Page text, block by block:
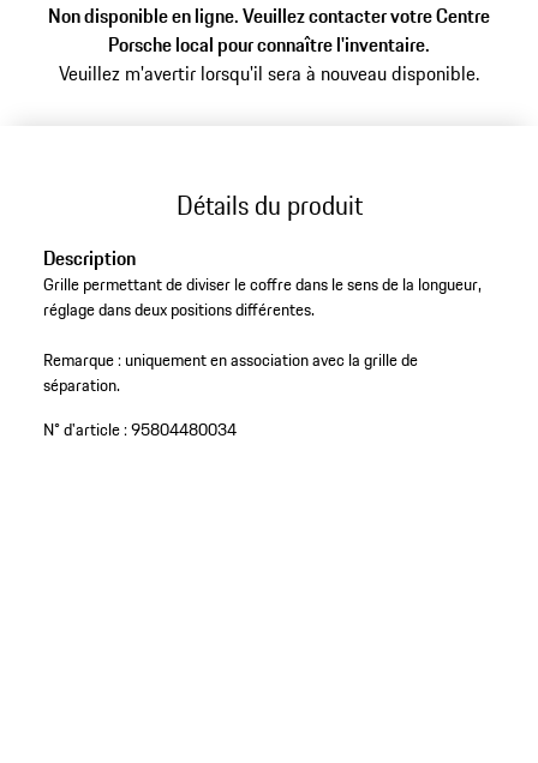
Non disponible en ligne. Veuillez contacter votre Centre
Porsche local pour connaître l'inventaire.
Veuillez m'avertir lorsqu'il sera à nouveau disponible.
Détails du produit
Description
Grille permettant de diviser le coffre dans le sens de la longueur,
réglage dans deux positions différentes.
Remarque : uniquement en association avec la grille de
séparation.
N° d'article :95804480034